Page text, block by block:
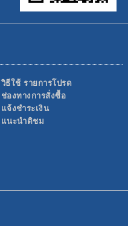
วิธีใช้ รายการโปรด
ช่องทางการสั่งซื้อ
แจ้งชำระเงิน
แนะนำติชม